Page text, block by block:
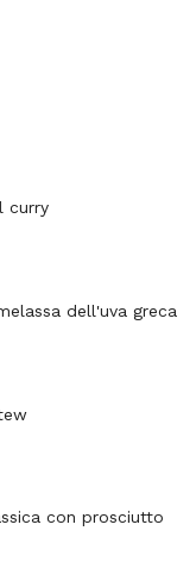
curry
dell'uva greca
con prosciutto